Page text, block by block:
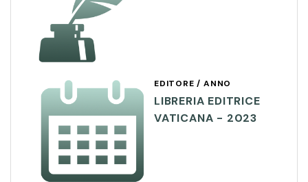
EDITORE / ANNO
LIBRERIA EDITRICE
VATICANA - 2023